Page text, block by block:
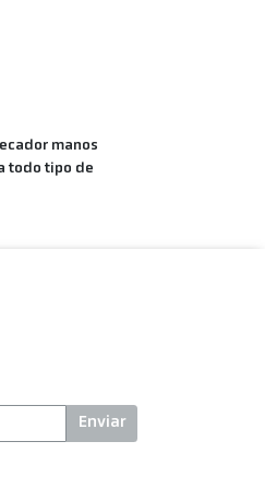
manos
todo tipo de
Enviar